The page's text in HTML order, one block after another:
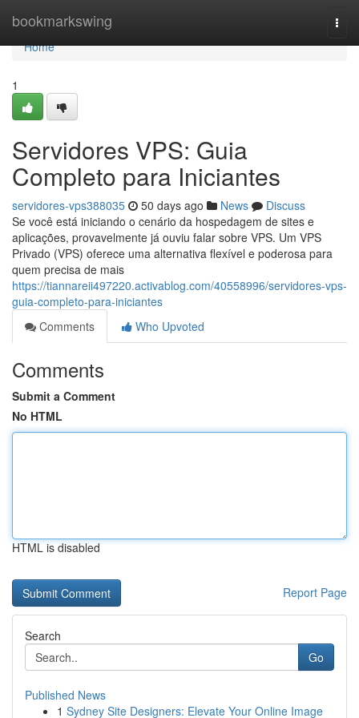
bookmarkswing
Home
Home
1
Servidores VPS: Guia
Completo para Iniciantes
servidores-vps388035 50 days ago News
Discuss
Se você está iniciando o cenário da hospedagem de sites e
aplicações, provavelmente já ouviu falar sobre VPS. Um VPS
Privado (VPS) oferece uma alternativa flexível e poderosa para
quem precisa de mais
https://tiannareii497220.activablog.com/40558996/servidores-vps-
guia-completo-para-iniciantes
Comments
Who Upvoted
Comments
Submit a Comment
No HTML
HTML is disabled
Report Page
Search
Go
Published News
1 Sydney Site Designers: Elevate Your Online Image